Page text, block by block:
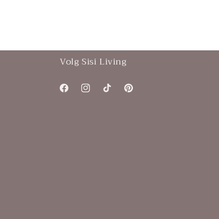
Volg Sisi Living
FacebookInstagramTikTok Pinterest